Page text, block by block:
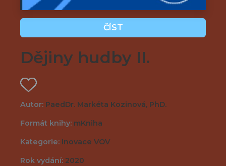
ČÍST
Dějiny hudby II.
Autor: PaedDr. Markéta Kozinová, PhD.
Formát knihy: mKniha
Kategorie: Inovace VOV
Rok vydání: 2020